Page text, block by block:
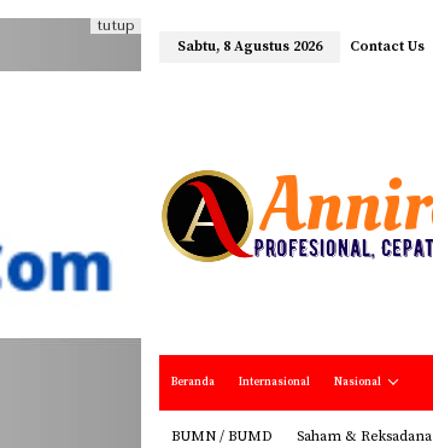
Sabtu, 8 Agustus 2026 Contact Us
Beranda Internasional Nasional
BUMN / BUMD Saham & Reksadana
tutup